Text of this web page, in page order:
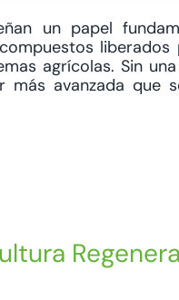
un papel
agrícolas. Sin una
más avanzada que